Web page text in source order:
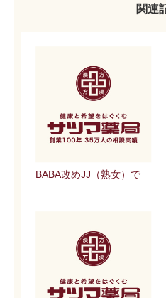
関連
BABA改めJJ（熟女）で